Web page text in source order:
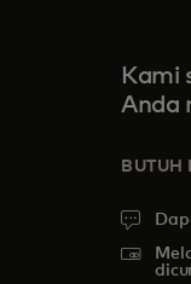
Kami
Anda
BUTUH